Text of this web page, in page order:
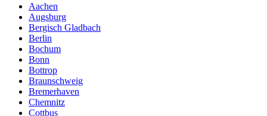
Aachen
Augsburg
Bergisch Gladbach
Berlin
Bochum
Bonn
Bottrop
Braunschweig
Bremerhaven
Chemnitz
Cottbus